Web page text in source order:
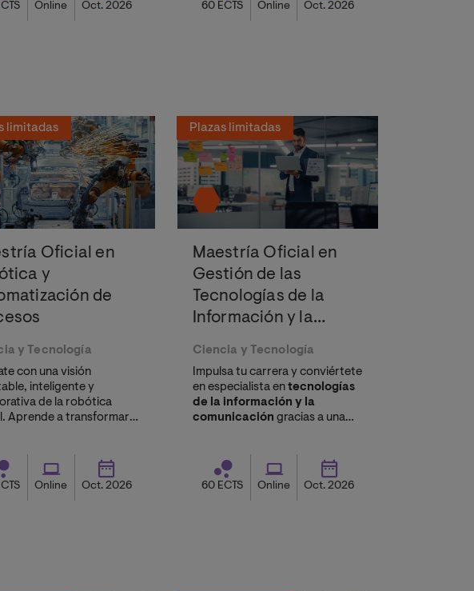
Online Oct. 2026 60 ECTS Online Oct. 2026
limitadas
Oficial en
y
de
y Tecnología
con una visión
inteligente y
de la robótica
Aprende a transformar
de desarrollo e
Online Oct. 2026
Plazas limitadas
Maestría Oficial en
Gestión de las
Tecnologías de la
Información y la
Ciencia y Tecnología
Impulsa tu carrera y conviértete
en especialista en tecnologías
de la información y la
comunicación gracias a una
60 ECTS Online Oct. 2026